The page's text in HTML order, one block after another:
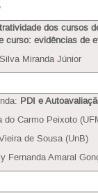
dos cursos
curso: evidências de
Miranda Júnior
PDI e
do Carmo Peixoto
de Sousa (UnB)
Fernanda Amaral